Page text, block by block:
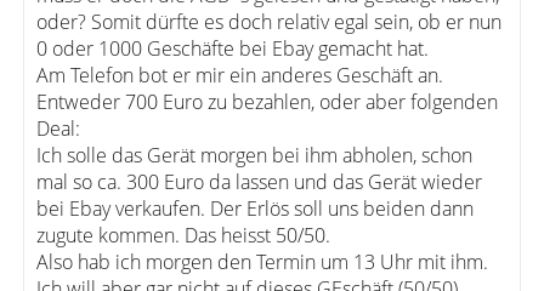
oder? Somit dürfte es doch relativ egal sein, ob er nun
0 oder 1000 Geschäfte bei Ebay gemacht hat.
Am Telefon bot er mir ein anderes Geschäft an.
Entweder 700 Euro zu bezahlen, oder aber folgenden
Deal:
Ich solle das Gerät morgen bei ihm abholen, schon
mal so ca. 300 Euro da lassen und das Gerät wieder
bei Ebay verkaufen. Der Erlös soll uns beiden dann
zugute kommen. Das heisst 50/50.
Also hab ich morgen den Termin um 13 Uhr mit ihm.